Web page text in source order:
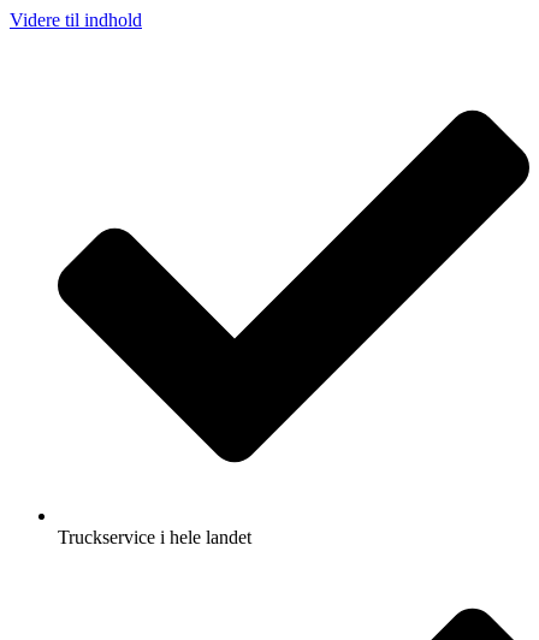
Videre til indhold
Truckservice i hele landet